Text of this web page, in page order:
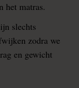
het matras.
slechts
zodra we
en gewicht